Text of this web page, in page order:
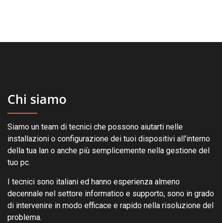
Chi siamo
Siamo un team di tecnici che possono aiutarti nelle
installazioni o configurazione dei tuoi dispositivi all'interno
della tua lan o anche più semplicemente nella gestione del
tuo pc.
I tecnici sono italiani ed hanno esperienza almeno
decennale nel settore informatico e supporto, sono in grado
di intervenire in modo efficace e rapido nella risoluzione del
problema.